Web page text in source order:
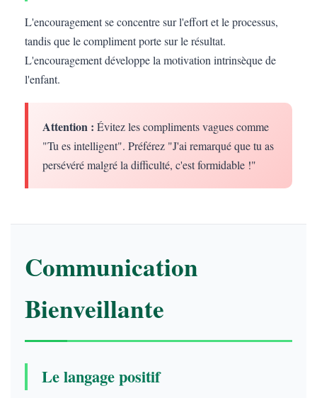
L'encouragement se concentre sur l'effort et le processus,
tandis que le compliment porte sur le résultat.
L'encouragement développe la motivation intrinsèque de
l'enfant.
Attention : Évitez les compliments vagues comme
"Tu es intelligent". Préférez "J'ai remarqué que tu as
persévéré malgré la difficulté, c'est formidable !"
Communication
Bienveillante
Le langage positif